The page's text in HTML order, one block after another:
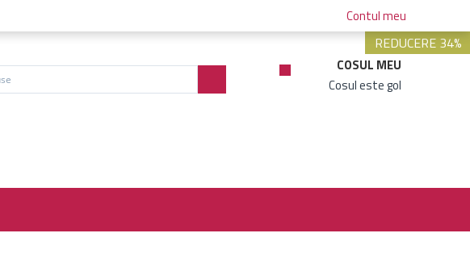
Contul meu
COSUL MEU
Cosul este gol
REDUCERE 34%